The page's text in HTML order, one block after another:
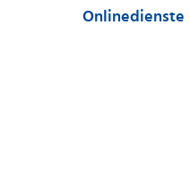
Onlinedienste